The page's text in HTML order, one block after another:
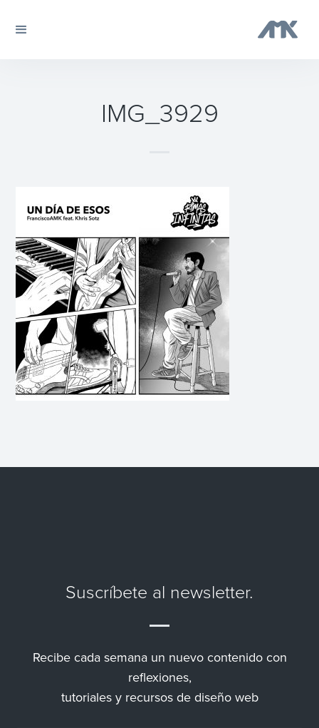
IMG_3929
Suscríbete al newsletter.
Recibe cada semana un nuevo contenido con
reflexiones,
tutoriales y recursos de diseño web